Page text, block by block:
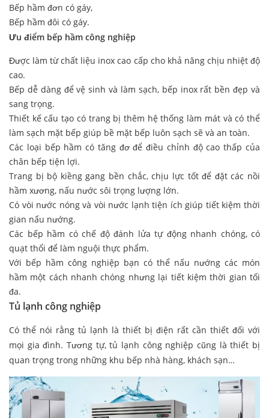
Bếp hầm đơn có gáy,
Bếp hầm đôi có gáy.
Ưu điểm bếp hầm công nghiệp
Được làm từ chất liệu inox cao cấp cho khả năng chịu nhiệt độ
cao.
Bếp dễ dàng để vệ sinh và làm sạch, bếp inox rất bền đẹp và
sang trọng.
Thiết kế cấu tạo có trang bị thêm hệ thống làm mát và có thể
làm sạch mặt bếp giúp bề mặt bếp luôn sạch sẽ và an toàn.
Các loại bếp hầm có tăng đơ để điều chỉnh độ cao thấp của
chân bếp tiện lợi.
Trang bị bộ kiềng gang bền chắc, chịu lực tốt để đặt các nồi
hầm xương, nấu nước sôi trọng lượng lớn.
Có vòi nước nóng và vòi nước lạnh tiện ích giúp tiết kiệm thời
gian nấu nướng.
Các bếp hầm có chế độ đánh lửa tự động nhanh chóng, có
quạt thổi để làm nguội thực phẩm.
Với bếp hầm công nghiệp bạn có thể nấu nướng các món
hầm một cách nhanh chóng nhưng lại tiết kiệm thời gian tối
đa.
Tủ lạnh công nghiệp
Có thể nói rằng tủ lạnh là thiết bị điện rất cần thiết đối với
mọi gia đình. Tương tự, tủ lạnh công nghiệp cũng là thiết bị
quan trọng trong những khu bếp nhà hàng, khách sạn…